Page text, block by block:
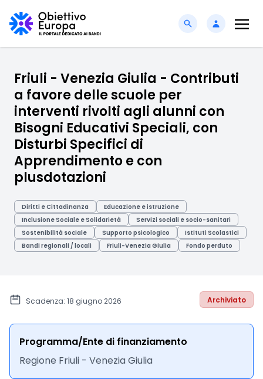
Friuli - Venezia Giulia - Contributi
a favore delle scuole per
interventi rivolti agli alunni con
Bisogni Educativi Speciali, con
Disturbi Specifici di
Apprendimento e con
plusdotazioni
Diritti e Cittadinanza
Educazione e istruzione
Inclusione Sociale e Solidarietà
Servizi sociali e socio-sanitari
Sostenibilità sociale
Supporto psicologico
Istituti Scolastici
Bandi regionali / locali
Friuli-Venezia Giulia Fondo perduto
Scadenza: 18 giugno 2026 Archiviato
Programma/Ente di finanziamento
Regione Friuli - Venezia Giulia